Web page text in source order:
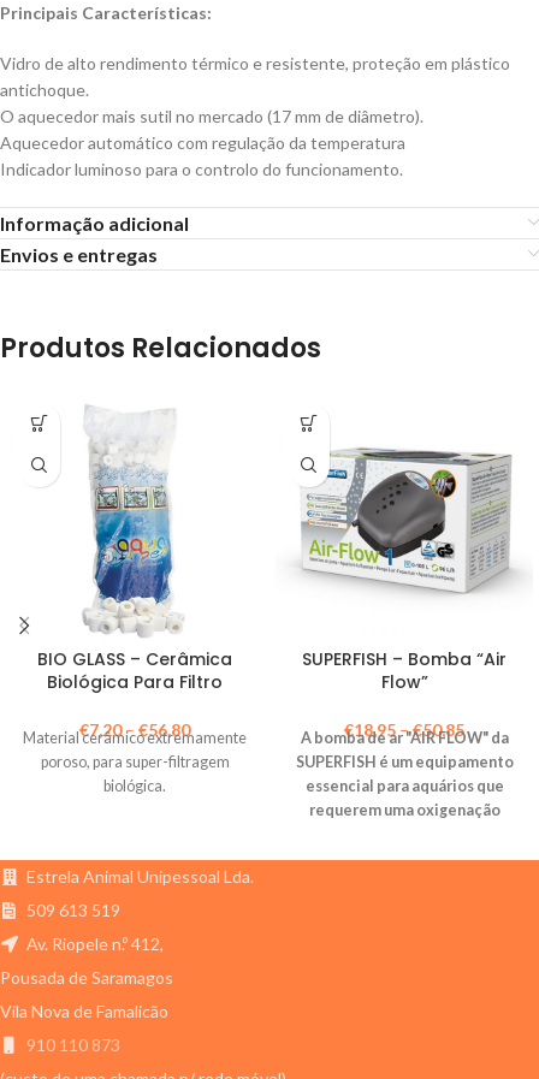
Principais Características:
Vidro de alto rendimento térmico e resistente, proteção em plástico
antichoque.
O aquecedor mais sutil no mercado (17 mm de diâmetro).
Aquecedor automático com regulação da temperatura
Indicador luminoso para o controlo do funcionamento.
Informação adicional
Envios e entregas
Produtos Relacionados
BIO GLASS – Cerâmica
Biológica Para Filtro
€7,20– €56,80
Material cerâmico extremamente
poroso, para super-filtragem
biológica.
SUPERFISH – Bomba “Air
Flow”
€18,95 –€50,85
A bomba de ar "AIR FLOW" da
SUPERFISH é um equipamento
essencial para aquários que
requerem uma oxigenação
Estrela Animal Unipessoal Lda.
509 613 519
Av. Riopele n.º 412,
Pousada de Saramagos
Vila Nova de Famalicão
910 110 873